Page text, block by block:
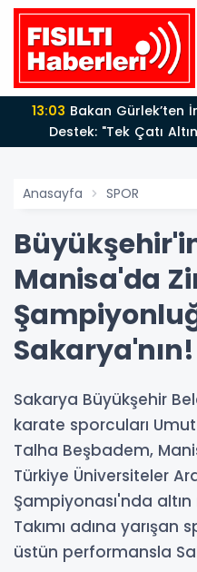
13:03
Destek: "Tek Çatı
Anasayfa SPOR
Manisa'da
Sakarya'nın!
Sakarya Büyükşehir
karate sporcuları
Talha Beşbadem,
Türkiye Üniversiteler
Şampiyonası'nda
Takımı adına
üstün performansla